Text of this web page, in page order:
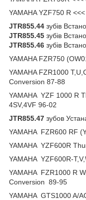
YAMAHA YZF750 R
JTR855.44 зубів
JTR855.45 зубів
JTR855.46 зубів
YAMAHA FZR750
YAMAHA FZR1000
Conversion 87-88
YAMAHA YZF 1000 R
4SV,4VF 96-02
JTR855.47 зубов
YAMAHA FZR600 RF
YAMAHA YZF600R
YAMAHA YZF600R-
YAMAHA FZR1000 R
Conversion 89-95
YAMAHA GTS1000 A/